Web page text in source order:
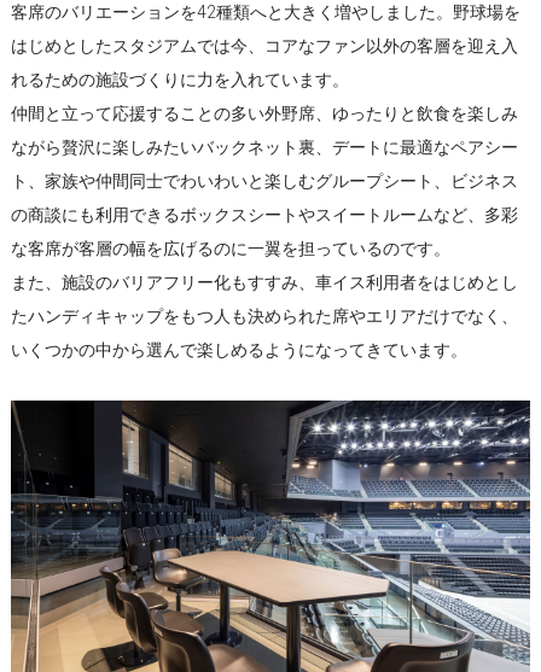
客席のバリエーションを42種類へと大きく増やしました。野球場を
はじめとしたスタジアムでは今、コアなファン以外の客層を迎え入
れるための施設づくりに力を入れています。
仲間と立って応援することの多い外野席、ゆったりと飲食を楽しみ
ながら贅沢に楽しみたいバックネット裏、デートに最適なペアシー
ト、家族や仲間同士でわいわいと楽しむグループシート、ビジネス
の商談にも利用できるボックスシートやスイートルームなど、多彩
な客席が客層の幅を広げるのに一翼を担っているのです。
また、施設のバリアフリー化もすすみ、車イス利用者をはじめとし
たハンディキャップをもつ人も決められた席やエリアだけでなく、
いくつかの中から選んで楽しめるようになってきています。